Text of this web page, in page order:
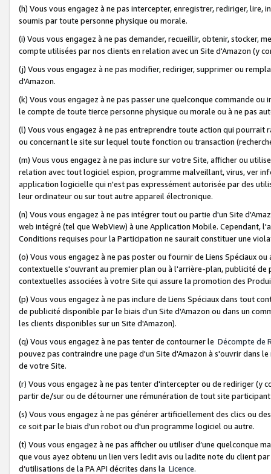
(h) Vous vous engagez à ne pas intercepter, enregistrer, rediriger,
soumis par toute personne physique ou morale.
(i) Vous vous engagez à ne pas demander, recueillir, obtenir, stocker,
compte utilisées par nos clients en relation avec un Site d'Amazon (y
(j) Vous vous engagez à ne pas modifier, rediriger, supprimer ou
d'Amazon.
(k) Vous vous engagez à ne pas passer une quelconque commande
le compte de toute tierce personne physique ou morale ou à ne pas
(l) Vous vous engagez à ne pas entreprendre toute action qui
ou concernant le site sur lequel toute fonction ou transaction
(m) Vous vous engagez à ne pas inclure sur votre Site, afficher ou
relation avec tout logiciel espion, programme malveillant, virus, ver
application logicielle qui n'est pas expressément autorisée par des
leur ordinateur ou sur tout autre appareil électronique.
(n) Vous vous engagez à ne pas intégrer tout ou partie d'un Site
web intégré (tel que WebView) à une Application Mobile. Cependant,
Conditions requises pour la Participation ne saurait constituer une
(o) Vous vous engagez à ne pas poster ou fournir de Liens Spéciaux
contextuelle s'ouvrant au premier plan ou à l'arrière-plan, publicité
contextuelles associées à votre Site qui assure la promotion des
(p) Vous vous engagez à ne pas inclure de Liens Spéciaux dans tout
de publicité disponible par le biais d'un Site d'Amazon ou dans un
les clients disponibles sur un Site d'Amazon).
(q) Vous vous engagez à ne pas tenter de contourner le Décompte de
pouvez pas contraindre une page d'un Site d'Amazon à s'ouvrir dans
de votre Site.
(r) Vous vous engagez à ne pas tenter d'intercepter ou de rediriger
partir de/sur ou de détourner une rémunération de tout site
(s) Vous vous engagez à ne pas générer artificiellement des clics ou
ce soit par le biais d'un robot ou d'un programme logiciel ou autre.
(t) Vous vous engagez à ne pas afficher ou utiliser d’une quelconque
que vous ayez obtenu un lien vers ledit avis ou ladite note du client
d’utilisations de la PA API décrites dans la Licence.